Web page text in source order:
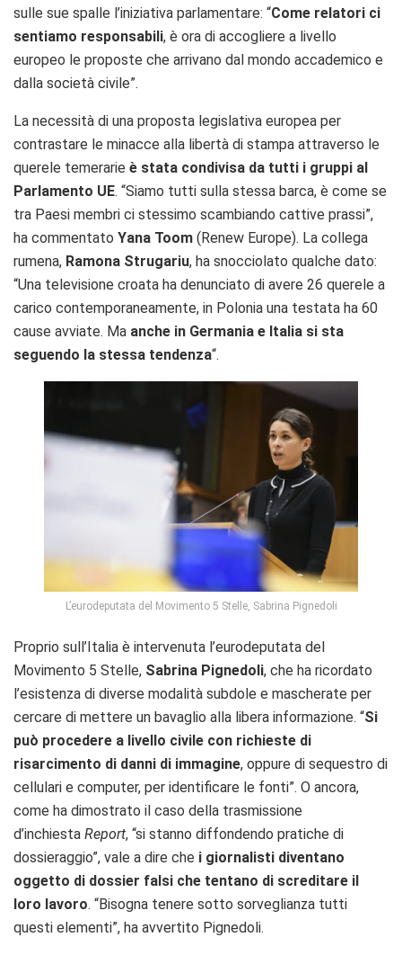
sulle sue spalle l’iniziativa parlamentare: “Come relatori ci
sentiamo responsabili, è ora di accogliere a livello
europeo le proposte che arrivano dal mondo accademico e
dalla società civile”.
La necessità di una proposta legislativa europea per
contrastare le minacce alla libertà di stampa attraverso le
querele temerarie è stata condivisa da tutti i gruppi al
Parlamento UE. “Siamo tutti sulla stessa barca, è come se
tra Paesi membri ci stessimo scambiando cattive prassi”,
ha commentato Yana Toom (Renew Europe). La collega
rumena, Ramona Strugariu, ha snocciolato qualche dato:
“Una televisione croata ha denunciato di avere 26 querele a
carico contemporaneamente, in Polonia una testata ha 60
cause avviate. Ma anche in Germania e Italia si sta
seguendo la stessa tendenza“.
L’eurodeputata del Movimento 5 Stelle, Sabrina Pignedoli
Proprio sull’Italia è intervenuta l’eurodeputata del
Movimento 5 Stelle, Sabrina Pignedoli, che ha ricordato
l’esistenza di diverse modalità subdole e mascherate per
cercare di mettere un bavaglio alla libera informazione. “Si
può procedere a livello civile con richieste di
risarcimento di danni di immagine, oppure di sequestro di
cellulari e computer, per identificare le fonti”. O ancora,
come ha dimostrato il caso della trasmissione
d’inchiesta Report, “si stanno diffondendo pratiche di
dossieraggio”, vale a dire che i giornalisti diventano
oggetto di dossier falsi che tentano di screditare il
loro lavoro. “Bisogna tenere sotto sorveglianza tutti
questi elementi”, ha avvertito Pignedoli.